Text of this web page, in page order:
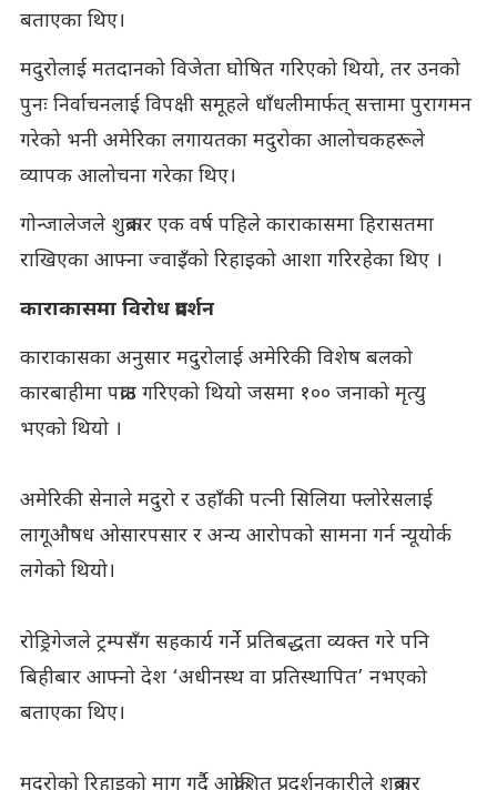
बताएका थिए।
मदुरोलाई मतदानको विजेता घोषित गरिएको थियो, तर उनको
पुनः निर्वाचनलाई विपक्षी समूहले धाँधलीमार्फत् सत्तामा पुरागमन
गरेको भनी अमेरिका लगायतका मदुरोका आलोचकहरूले
व्यापक आलोचना गरेका थिए।
गोन्जालेजले शुक्रबार एक वर्ष पहिले काराकासमा हिरासतमा
राखिएका आफ्ना ज्वाइँको रिहाइको आशा गरिरहेका थिए ।
काराकासमा विरोध प्रदर्शन
काराकासका अनुसार मदुरोलाई अमेरिकी विशेष बलको
कारबाहीमा पक्राउ गरिएको थियो जसमा १०० जनाको मृत्यु
भएको थियो ।
अमेरिकी सेनाले मदुरो र उहाँकी पत्नी सिलिया फ्लोरेसलाई
लागूऔषध ओसारपसार र अन्य आरोपको सामना गर्न न्यूयोर्क
लगेको थियो।
रोड्रिगेजले ट्रम्पसँग सहकार्य गर्ने प्रतिबद्धता व्यक्त गरे पनि
बिहीबार आफ्नो देश ‘अधीनस्थ वा प्रतिस्थापित’ नभएको
बताएका थिए।
मदुरोको रिहाइको माग गर्दै आक्रोशित प्रदर्शनकारीले शुक्रबार